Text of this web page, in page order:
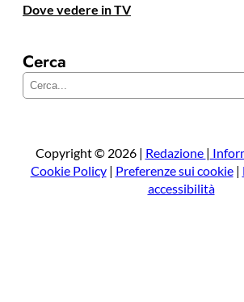
Dove vedere in TV
Cerca
e
a
Copyright © 2026 | Redazione |
Cookie Policy| Preferenze sui cookie|
accessibilità